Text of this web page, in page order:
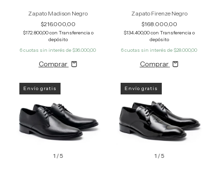
Zapato Madison Negro
$216.000,00
$172.800,00con Transferencia o
depósito
6cuotas sin interés de $36.000,00
Comprar
Zapato Firenze Negro
$168.000,00
$134.400,00con Transferencia o
depósito
6cuotas sin interés de $28.000,00
Comprar
1 /5
Envío gratis
1 /5
Envío gratis